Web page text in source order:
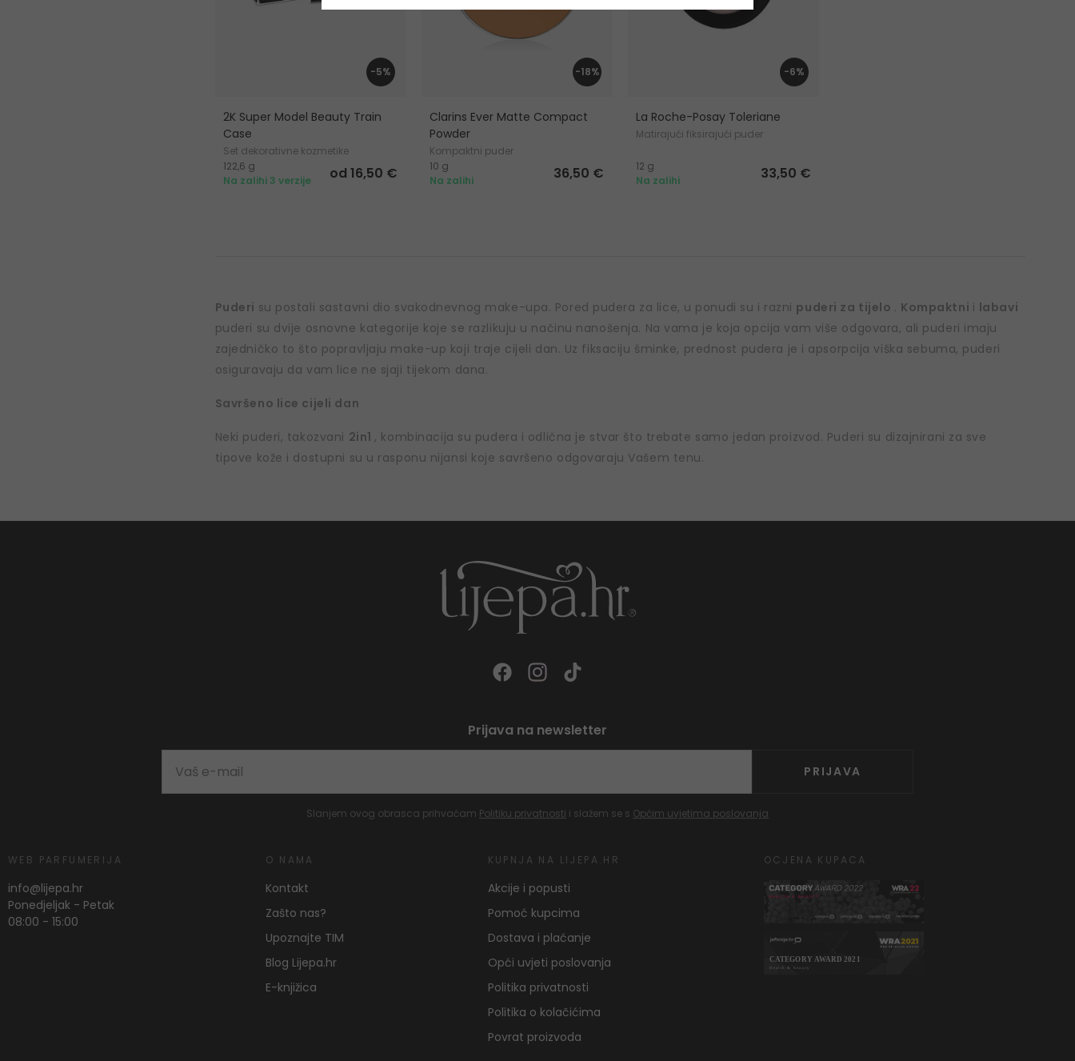
-5%
2K Super Model Beauty Train
Case
Set dekorativne kozmetike
122,6 g
Na zalihi 3 verzije
od 16,50 €
-18%
Clarins Ever Matte Compact
Powder
Kompaktni puder
10 g
Na zalihi
36,50 €
-6%
La Roche-Posay Toleriane
Matirajući fiksirajući puder
12 g
Na zalihi
33,50 €
Puderi su postali sastavni dio svakodnevnog make-upa. Pored pudera za lice, u ponudi su i razni puderi za tijelo . Kompaktni i labavi
puderi su dvije osnovne kategorije koje se razlikuju u načinu nanošenja. Na vama je koja opcija vam više odgovara, ali puderi imaju
zajedničko to što popravljaju make-up koji traje cijeli dan. Uz fiksaciju šminke, prednost pudera je i apsorpcija viška sebuma, puderi
osiguravaju da vam lice ne sjaji tijekom dana.
Savršeno lice cijeli dan
Neki puderi, takozvani 2in1 , kombinacija su pudera i odlična je stvar što trebate samo jedan proizvod. Puderi su dizajnirani za sve
tipove kože i dostupni su u rasponu nijansi koje savršeno odgovaraju Vašem tenu.
Prijava na newsletter
PRIJAVA
Slanjem ovog obrasca prihvaćam Politiku privatnosti i slažem se s Općim uvjetima poslovanja
WEB PARFUMERIJA
info@lijepa.hr
Ponedjeljak - Petak
08:00 - 15:00
O NAMA
Kontakt
Zašto nas?
Upoznajte TIM
Blog Lijepa.hr
E-knjižica
KUPNJA NA LIJEPA.HR
Akcije i popusti
Pomoć kupcima
Dostava i plaćanje
Opći uvjeti poslovanja
Politika privatnosti
Politika o kolačićima
Povrat proizvoda
OCJENA KUPACA